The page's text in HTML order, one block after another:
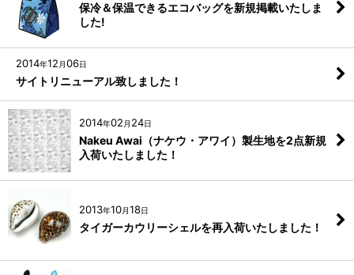
保冷＆保温できるエコバッグを新規掲載いたしま
した!
2014年12 月06日
サイトリニューアル致しました！
2014年02 月 24日
Nakeu Awai（ナケウ・アワイ）製生地を2点新規
入荷いたしました！
2013年10月18日
タイガーカウリーシェルを再入荷いたしました！